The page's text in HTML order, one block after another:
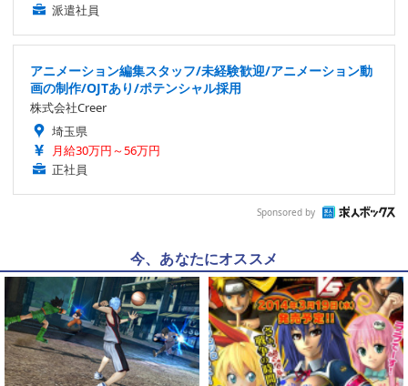
派遣社員
アニメーション編集スタッフ/未経験歓迎/アニメーション動
画の制作/OJTあり/ポテンシャル採用
株式会社Creer
埼玉県
月給30万円～56万円
正社員
Sponsored by
今、あなたにオススメ